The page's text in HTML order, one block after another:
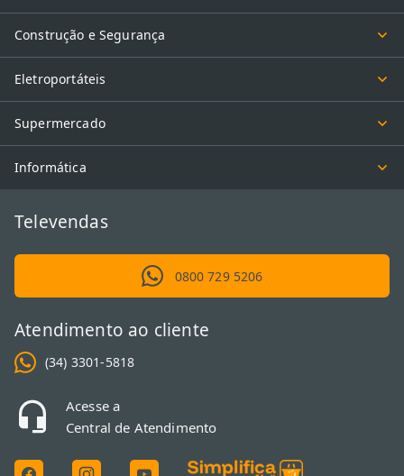
Construção e Segurança
Eletroportáteis
Supermercado
Informática
Televendas
0800 729 5206
Atendimento ao cliente
(34) 3301-5818
Acesse a
Central de Atendimento